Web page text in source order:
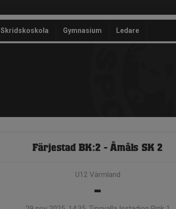
Skridskoskola Gymnasium Ledare
Färjestad BK:2 - Åmåls SK 2
U12 Värmland
-